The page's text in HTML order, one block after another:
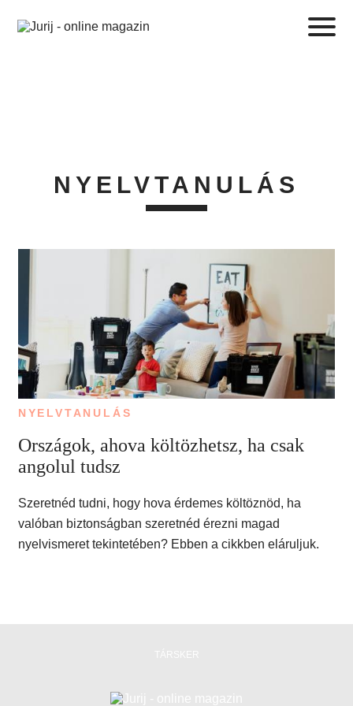
NYELVTANULÁS
NYELVTANULÁS
Országok, ahova költözhetsz, ha csak
angolul tudsz
Szeretnéd tudni, hogy hova érdemes költöznöd, ha
valóban biztonságban szeretnéd érezni magad
nyelvismeret tekintetében? Ebben a cikkben eláruljuk.